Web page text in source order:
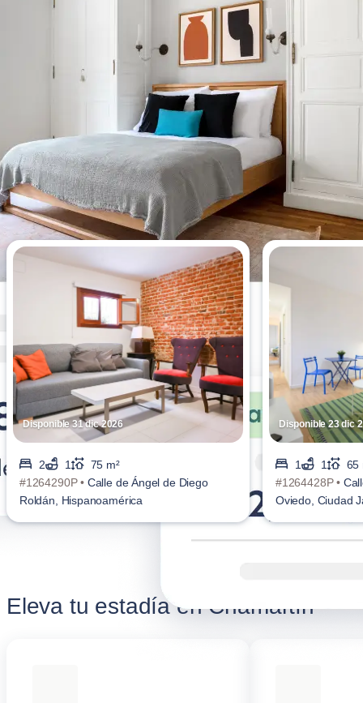
Apartamentos más vistos esta
semana
Disponible 31 dic 2026
2 1
75 m²
#1264290P • Calle de Ángel de Diego
Roldán, Hispanoamérica
Disponible 23 dic
1 1
65
#1264428P •
Oviedo, Ciudad
Eleva tu estadía en Chamartín